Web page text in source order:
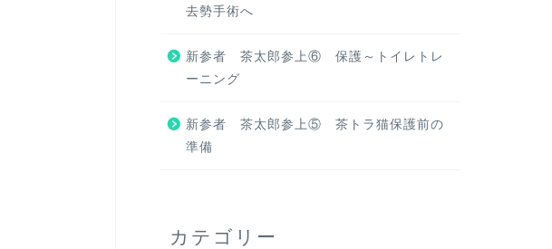
去勢手術へ
新参者 茶太郎参上⑥ 保護～トイレトレ
ーニング
新参者 茶太郎参上⑤ 茶トラ猫保護前の
準備
カテゴリー